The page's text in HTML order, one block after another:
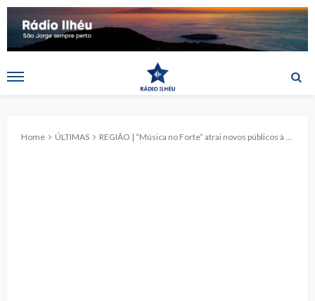
Home ÚLTIMAS REGIÃO | “Música no Forte” atrai novos públicos à vila das Lajes do Pico